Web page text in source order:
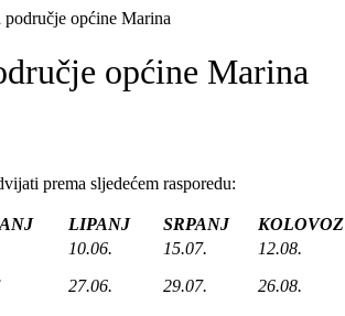
područje općine Marina
općine Marina
prema sljedećem rasporedu:
LIPANJ SRPANJ KOLOVOZ
10.06.
27.06.
15.07.
29.07.
12.08.
26.08.